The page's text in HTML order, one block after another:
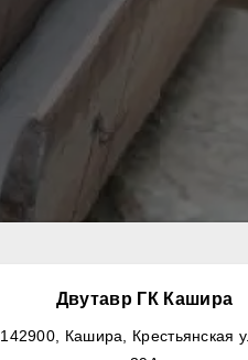
Двутавр ГК Кашира
142900, Кашира, Крестьянская